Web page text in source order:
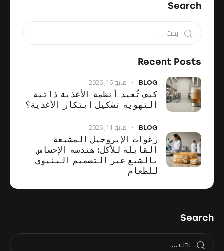
Search
Recent Posts
BLOG مايو 16, 2026
كيف تُعيد أنظمة الأغذية ذاتية
التهوية تشكيل ابتكار الأغذية؟
BLOG مايو 11, 2026
رغوات الإيروجيل المشبعة
القابلة للأكل: هندسة الإحساس
بالشبع عبر التصميم البنيوي
للطعام
Search